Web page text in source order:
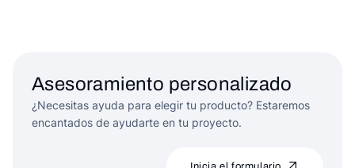
Asesoramiento personalizado
¿Necesitas ayuda para elegir tu producto? Estaremos
encantados de ayudarte en tu proyecto.